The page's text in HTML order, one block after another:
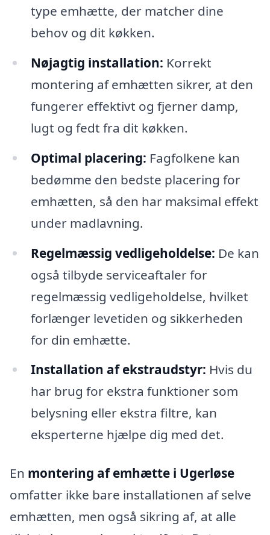
type emhætte, der matcher dine
behov og dit køkken.
Nøjagtig installation: Korrekt
montering af emhætten sikrer, at den
fungerer effektivt og fjerner damp,
lugt og fedt fra dit køkken.
Optimal placering: Fagfolkene kan
bedømme den bedste placering for
emhætten, så den har maksimal effekt
under madlavning.
Regelmæssig vedligeholdelse: De kan
også tilbyde serviceaftaler for
regelmæssig vedligeholdelse, hvilket
forlænger levetiden og sikkerheden
for din emhætte.
Installation af ekstraudstyr: Hvis du
har brug for ekstra funktioner som
belysning eller ekstra filtre, kan
eksperterne hjælpe dig med det.
En montering af emhætte i Ugerløse
omfatter ikke bare installationen af selve
emhætten, men også sikring af, at alle